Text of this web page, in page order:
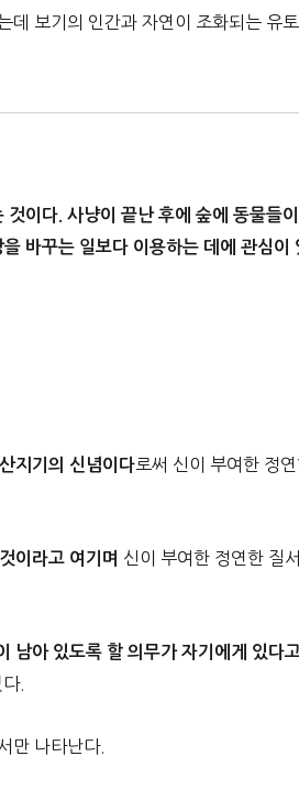
데 보기의 인간과 자연이 조화되는 유토
이다. 사냥이 끝난 후에 숲에 동물들이
바꾸는 일보다 이용하는 데에 관심이
지기의 신념이다로써 신이 부여한 정
이라고 여기며 신이 부여한 정연한 질서
남아 있도록 할 의무가 자기에게 있다
.
만 나타난다.